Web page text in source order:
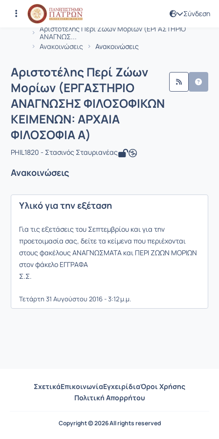
Σύνδεση
Αρχική Σελίδα
Αριστοτέλης Περί Ζώων Μορίων (ΕΡΓΑΣΤΗΡΙΟ
ΑΝΑΓΝΩΣ...
Ανακοινώσεις
Ανακοινώσεις
Μάθημα : Αριστοτέλης Περί Ζώων
Κωδικός : PHIL1820
Αριστοτέλης Περί Ζώων
Μορίων (ΕΡΓΑΣΤΗΡΙΟ
ΑΝΑΓΝΩΣΗΣ ΦΙΛΟΣΟΦΙΚΩΝ
ΚΕΙΜΕΝΩΝ: ΑΡΧΑΙΑ
ΦΙΛΟΣΟΦΙΑ Α)
PHIL1820 - Στασινός Σταυριανέας
Ανακοινώσεις
Υλικό για την εξέταση
Για τις εξετάσεις του Σεπτεμβρίου και για την
προετοιμασία σας, δείτε τα κείμενα που περιέχονται
στους φακέλους ΑΝΑΓΝΩΣΜΑΤΑ και ΠΕΡΙ ΖΩΩΝ ΜΟΡΙΩΝ
στον φάκελο ΕΓΓΡΑΦΑ
Σ.Σ.
Τετάρτη 31 Αυγούστου 2016 - 3:12 μ.μ.
ΣχετικάΕπικοινωνίαΕγχειρίδιαΌροι Χρήσης
Πολιτική Απορρήτου
Copyright © 2026 All rights reserved